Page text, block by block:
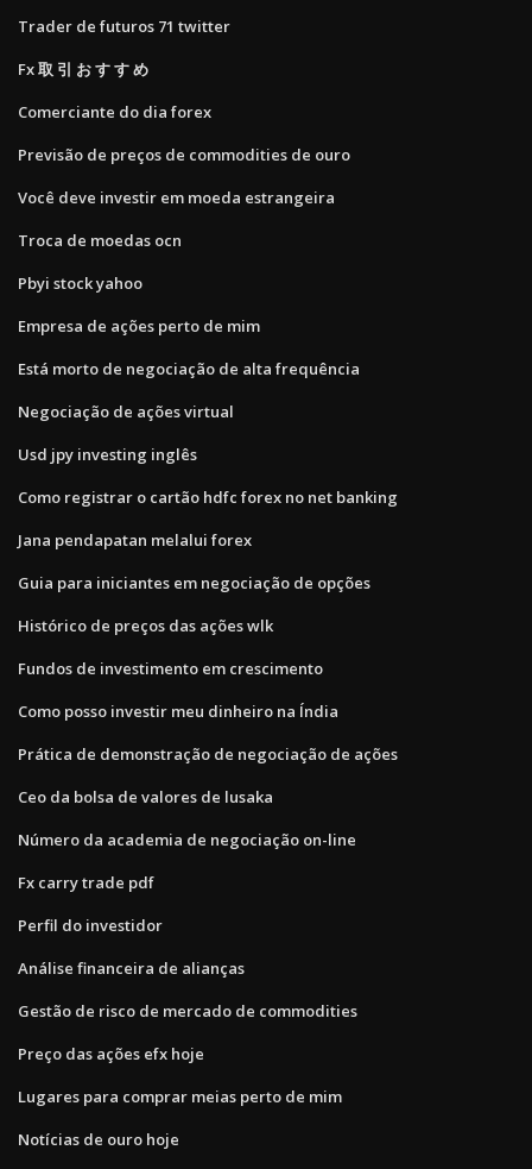
Trader de futuros 71 twitter
Fx 取 引 お す す め
Comerciante do dia forex
Previsão de preços de commodities de ouro
Você deve investir em moeda estrangeira
Troca de moedas ocn
Pbyi stock yahoo
Empresa de ações perto de mim
Está morto de negociação de alta frequência
Negociação de ações virtual
Usd jpy investing inglês
Como registrar o cartão hdfc forex no net banking
Jana pendapatan melalui forex
Guia para iniciantes em negociação de opções
Histórico de preços das ações wlk
Fundos de investimento em crescimento
Como posso investir meu dinheiro na Índia
Prática de demonstração de negociação de ações
Ceo da bolsa de valores de lusaka
Número da academia de negociação on-line
Fx carry trade pdf
Perfil do investidor
Análise financeira de alianças
Gestão de risco de mercado de commodities
Preço das ações efx hoje
Lugares para comprar meias perto de mim
Notícias de ouro hoje